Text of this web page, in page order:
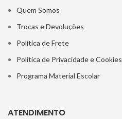
Quem Somos
Trocas e Devoluções
Política de Frete
Política de Privacidade e Cookies
Programa Material Escolar
ATENDIMENTO